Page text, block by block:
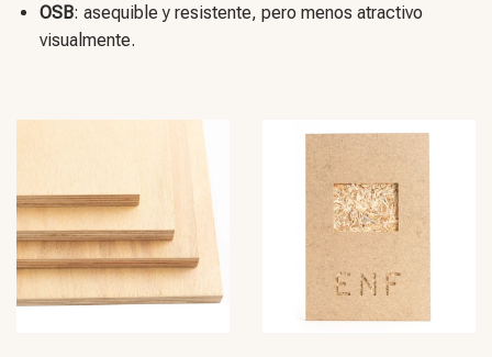
OSB: asequible y resistente, pero menos atractivo
visualmente.